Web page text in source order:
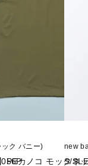
ク バニー)
PEカノコ モックネ
new
S/